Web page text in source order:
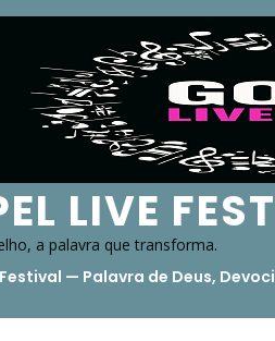
LIVE
a palavra que transforma.
— Palavra de Deus,